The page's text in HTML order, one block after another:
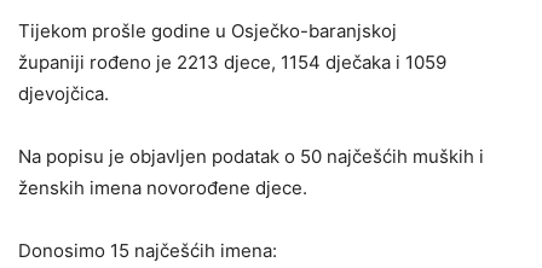
Tijekom prošle godine u Osječko-baranjskoj
županiji rođeno je 2213 djece, 1154 dječaka i 1059
djevojčica.
Na popisu je objavljen podatak o 50 najčešćih muških i
ženskih imena novorođene djece.
Donosimo 15 najčešćih imena: